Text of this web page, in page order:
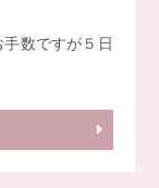
数ですが５日